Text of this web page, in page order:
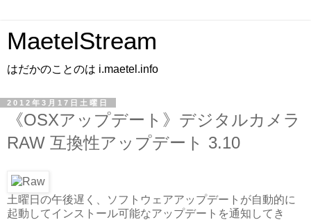
MaetelStream
はだかのことのは i.maetel.info
2012年3月17日土曜日
《OSXアップデート》デジタルカメラ
RAW 互換性アップデート 3.10
土曜日の午後遅く、ソフトウェアアップデートが自動的に
起動してインストール可能なアップデートを通知してき